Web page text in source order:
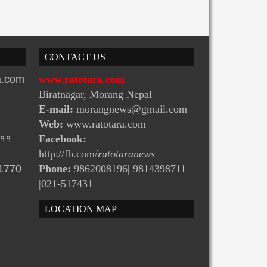
CONTACT US
www.ratotara.com
Biratnagar, Morang Nepal
E-mail: morangnews@gmail.com
Web: www.ratotara.com
Facebook:
http://fb.com/ratotaranews
Phone:9862008196| 9814398711
|021-517431
LOCATION MAP